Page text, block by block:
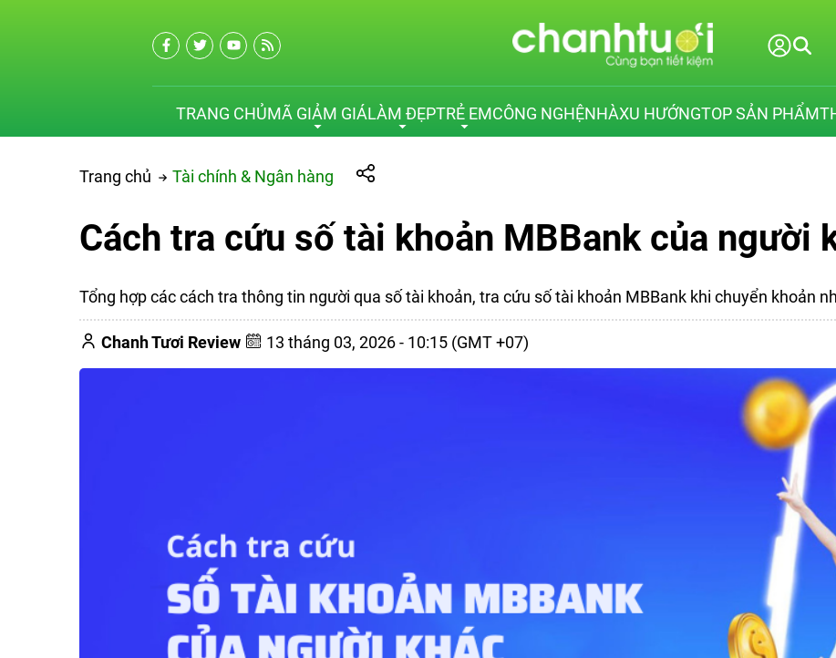
TRANG CHỦMÃ GIẢM GIÁLÀM ĐẸPTRẺ EMCÔNG NGHỆNHÀXU HƯỚNGTOP SẢN PHẨM
Trang chủ Tài chính & Ngân hàng
Cách tra cứu số tài khoản MBBank của người
Tổng hợp các cách tra thông tin người qua số tài khoản, tra cứu số tài khoản MBBank khi chuyển khoản
Chanh Tươi Review 13 tháng 03, 2026 - 10:15 (GMT +07)